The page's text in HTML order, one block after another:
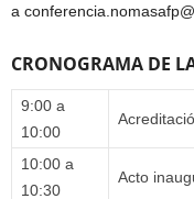
a
CRONOGRAMA DE
9:00 a
10:00
10:00 a
10:30
Acto